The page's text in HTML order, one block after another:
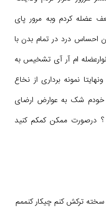
عضله کردم وبه مرور پای
احساس درد در تمام بدن با
ام آر آی تشخیس به
نمونه برداری از نخاع
شک به عوارض ارضای
درصورت ممکن کمکم کنید
سخته ترکش کنم چیکار کنممم